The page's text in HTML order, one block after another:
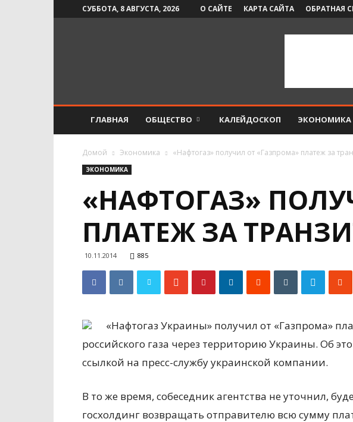
СУББОТА, 8 АВГУСТА, 2026 О САЙТЕ КАРТА САЙТА ОБРАТНАЯ
ГЛАВНАЯ ОБЩЕСТВО КАЛЕЙДОСКОП ЭКОНОМИКА
Домой Экономика «Нафтогаз» получил от «Газпрома» платеж за
ЭКОНОМИКА
«НАФТОГАЗ»
ПЛАТЕЖ ЗА
10.11.2014 885
«Нафтогаз Украины» получил от «Газпрома»
российского газа через территорию Украины. Об
ссылкой на пресс-службу украинской компании.
В то же время, собеседник агентства не уточнил,
госхолдинг возвращать отправителю всю сумму